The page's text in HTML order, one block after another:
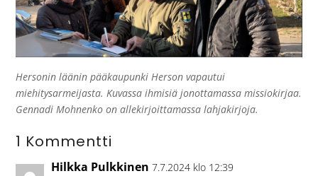
Hersonin läänin pääkaupunki Herson vapautui
miehitysarmeijasta. Kuvassa ihmisiä jonottamassa missiokirjaa.
Gennadi Mohnenko on allekirjoittamassa lahjakirjoja.
1 Kommentti
Hilkka Pulkkinen 7.7.2024 klo 12:39